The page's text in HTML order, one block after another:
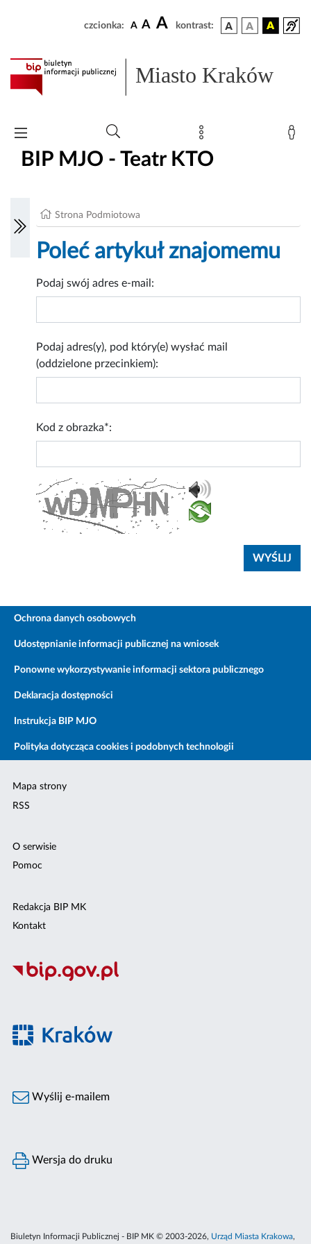
czcionka: A A A kontrast:
Miasto Kraków
BIP MJO - Teatr KTO
Strona Podmiotowa
Poleć artykuł znajomemu
Podaj swój adres e-mail:
Podaj adres(y), pod który(e) wysłać mail
(oddzielone przecinkiem):
Kod z obrazka*:
Ochrona danych osobowych
Udostępnianie informacji publicznej na wniosek
Ponowne wykorzystywanie informacji sektora publicznego
Deklaracja dostępności
Instrukcja BIP MJO
Polityka dotycząca cookies i podobnych technologii
Mapa strony
RSS
O serwisie
Pomoc
Redakcja BIP MK
Kontakt
Wyślij e-mailem
Wersja do druku
Biuletyn Informacji Publicznej - BIP MK © 2003-2026, Urząd Miasta Krakowa,